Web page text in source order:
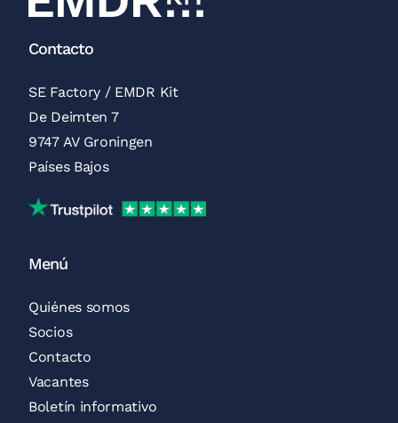
Contacto
SE Factory / EMDR Kit
De Deimten 7
9747 AV Groningen
Países Bajos
Reseñas de Trustpilot
Menú
Quiénes somos
Socios
Contacto
Vacantes
Boletín informativo